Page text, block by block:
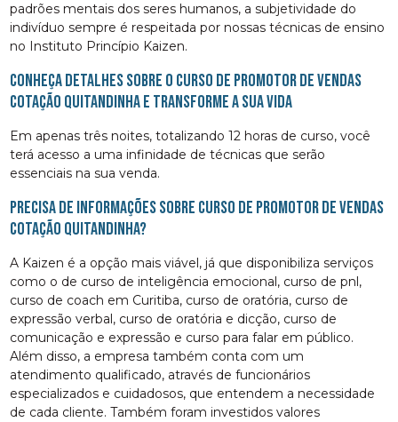
padrões mentais dos seres humanos, a subjetividade do
indivíduo sempre é respeitada por nossas técnicas de ensino
no Instituto Princípio Kaizen.
Conheça detalhes sobre o curso de promotor de vendas
cotação Quitandinha e transforme a sua vida
Em apenas três noites, totalizando 12 horas de curso, você
terá acesso a uma infinidade de técnicas que serão
essenciais na sua venda.
Precisa de informações sobre curso de promotor de vendas
cotação Quitandinha?
A Kaizen é a opção mais viável, já que disponibiliza serviços
como o de curso de inteligência emocional, curso de pnl,
curso de coach em Curitiba, curso de oratória, curso de
expressão verbal, curso de oratória e dicção, curso de
comunicação e expressão e curso para falar em público.
Além disso, a empresa também conta com um
atendimento qualificado, através de funcionários
especializados e cuidadosos, que entendem a necessidade
de cada cliente. Também foram investidos valores